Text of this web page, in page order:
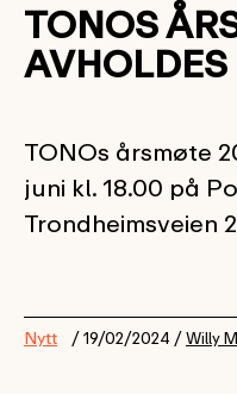
TONOS
AVHOLDES
TONOs årsmøte
juni kl. 18.00 på
Trondheimsveien
Nytt / 19/02/2024 /Willy